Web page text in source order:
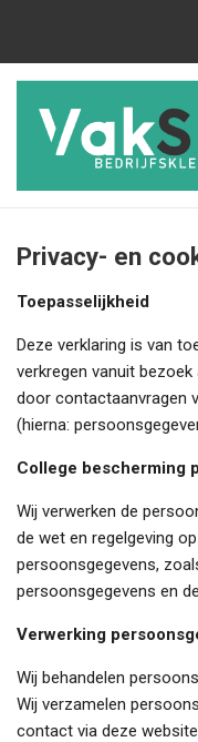
Privacy- en
Toepasselijkheid
Deze verklaring is van
verkregen vanuit
door contactaanvragen
(hierna:
College bescherming
Wij verwerken de
de wet en regelgeving
persoonsgegevens,
persoonsgegevens en
Verwerking
Wij behandelen
Wij verzamelen
contact via deze